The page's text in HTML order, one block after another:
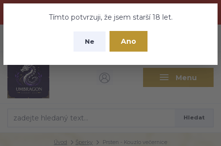
nebuďte vyděšeni zde najdete vše a ještě mnohem víc
Tímto potvrzuji, že jsem starší 18 let.
Ne Ano
Menu
CZK
Hledat
Úvod Šperky Prsten - Kouzlo večernice